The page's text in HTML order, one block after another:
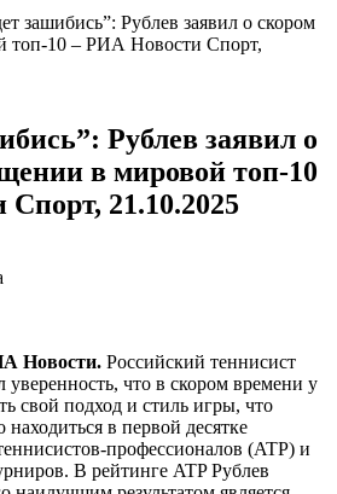
зашибись”: Рублев заявил о скором
топ-10 – РИА Новости Спорт,
Рублев заявил о
в мировой топ-10
21.10.2025
Новости. Российский теннисист
что в скором времени у
свой подход и стиль игры, что
в первой десятке
профессионалов (ATP) и
В рейтинге ATP Рублев